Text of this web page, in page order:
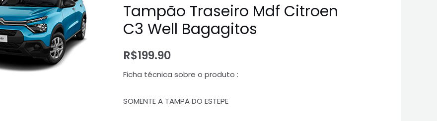
Tampão Traseiro Mdf Citroen
C3 Well Bagagitos
R$199.90
Ficha técnica sobre o produto :
SOMENTE A TAMPA DO ESTEPE